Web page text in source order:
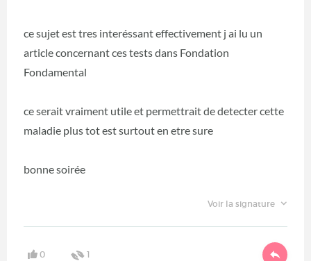
ce sujet est tres interéssant effectivement j ai lu un
article concernant ces tests dans Fondation
Fondamental
ce serait vraiment utile et permettrait de detecter cette
maladie plus tot est surtout en etre sure
bonne soirée
Voir la signature
0 1